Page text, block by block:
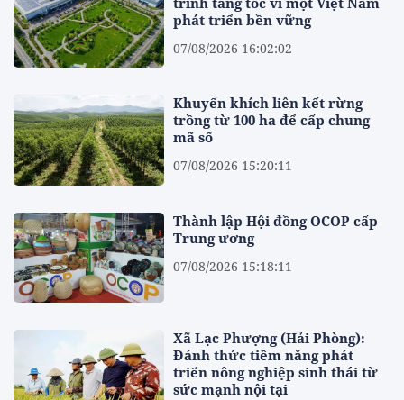
phát triển bền vững
07/08/2026 16:02:02
Khuyến khích liên kết rừng
trồng từ 100 ha để cấp chung
mã số
07/08/2026 15:20:11
Thành lập Hội đồng OCOP cấp
Trung ương
07/08/2026 15:18:11
Xã Lạc Phượng (Hải Phòng):
Đánh thức tiềm năng phát
triển nông nghiệp sinh thái từ
sức mạnh nội tại